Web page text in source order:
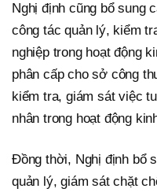
Nghị định cũng bổ sung
công tác quản lý, kiểm
nghiệp trong hoạt động
phân cấp cho sở công
kiểm tra, giám sát việc
nhân trong hoạt động
Đồng thời, Nghị định bổ
quản lý, giám sát chặt